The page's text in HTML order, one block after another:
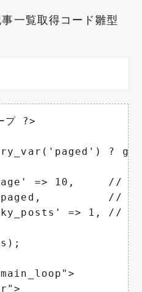
一覧取得コード雛型
プ ?>
?
=> 10,     // 1ペ
// ペー
=> 1, // 先頭